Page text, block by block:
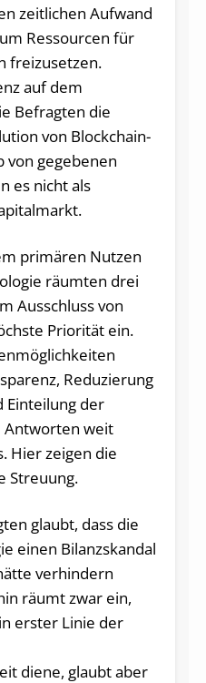
zeitlichen Aufwand
Ressourcen für
freizusetzen.
auf dem
Befragten die
von Blockchain-
von gegebenen
es nicht als
primären Nutzen
räumten drei
Ausschluss von
Priorität ein.
Reduzierung
Einteilung der
Antworten weit
Hier zeigen die
Streuung.
glaubt, dass die
einen Bilanzskandal
verhindern
räumt zwar ein,
erster Linie der
diene, glaubt aber